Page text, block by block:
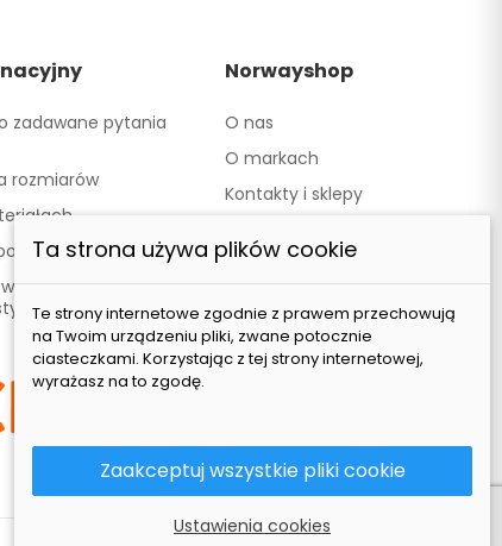
zadawane pytania
rozmiarów
- Odbiór
Norwayshop
O nas
O markach
Kontakty i sklepy
Ta strona używa plików cookie
Te strony internetowe zgodnie z prawem przechowują
na Twoim urządzeniu pliki, zwane potocznie
ciasteczkami. Korzystając z tej strony internetowej,
wyrażasz na to zgodę.
Zaakceptuj wszystkie pliki cookie
Ustawienia cookies